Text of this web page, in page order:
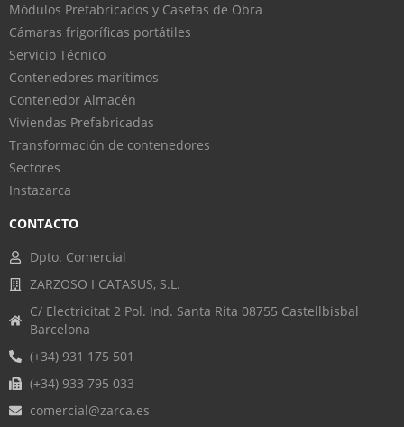
Módulos Prefabricados y Casetas de Obra
Cámaras frigoríficas portátiles
Servicio Técnico
Contenedores marítimos
Contenedor Almacén
Viviendas Prefabricadas
Transformación de contenedores
Sectores
Instazarca
CONTACTO
Dpto. Comercial
ZARZOSO I CATASUS, S.L.
C/ Electricitat 2 Pol. Ind. Santa Rita 08755 Castellbisbal
Barcelona
(+34) 931 175 501
(+34) 933 795 033
comercial@zarca.es